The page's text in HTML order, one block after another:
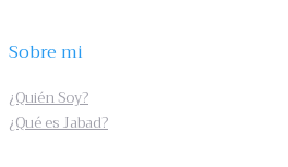
Sobre mi
¿Quién Soy?
¿Qué es Jabad?